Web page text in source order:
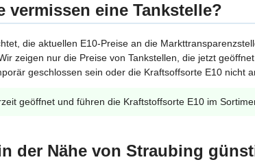
vermissen eine Tankstelle?
die aktuellen E10-Preise an die
zeigen nur die Preise von Tankstellen, die jetzt
geschlossen sein oder die Kraftsoffsorte E10 nicht
geöffnet und führen die Kraftstoffsorte E10 im
der Nähe von Straubing